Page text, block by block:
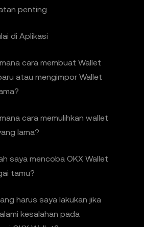
penting
di Aplikasi
cara membuat Wallet
atau mengimpor Wallet
cara memulihkan wallet
lama?
saya mencoba OKX Wallet
tamu?
harus saya lakukan jika
kesalahan pada